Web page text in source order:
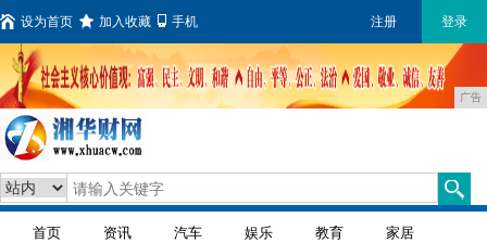
设为首页 加入收藏 手机 注册 登录
广告
首页 资讯 汽车 娱乐 教育
家居